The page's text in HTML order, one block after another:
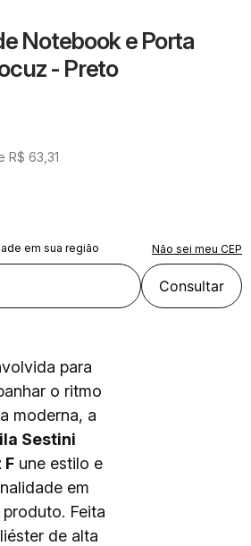
Notebook e Porta
- Preto
R$ 63 31
em sua região Não sei meu CEP
Consultar
para
o ritmo
moderna, a
Sestini
F une estilo e
em
produto. Feita
de alta